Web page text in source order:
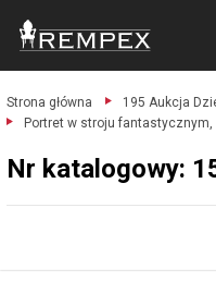
Strona główna
195 Aukcja
Portret w stroju fantastycznym,
Nr katalogowy: